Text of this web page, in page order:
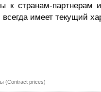
к странам-партнерам
имеет текущий
(Contract prices)